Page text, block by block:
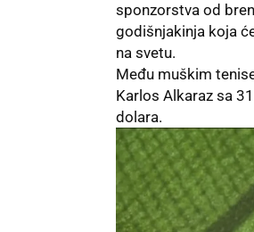
sponzorstva od
godišnjakinja koja
na svetu.
Među muškim
Karlos Alkaraz sa
dolara.